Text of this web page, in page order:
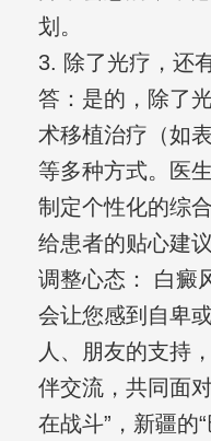
划。
3. 除了光疗，还
答：是的，除了
术移植治疗（如
等多种方式。医
制定个性化的综
给患者的贴心建议
调整心态： 白癜
会让您感到自卑
人、朋友的支持
伴交流，共同面
在战斗”，新疆的